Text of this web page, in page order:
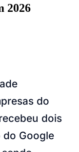
Placar em tempo
Trânsito em Tempo Real
Portal Pet